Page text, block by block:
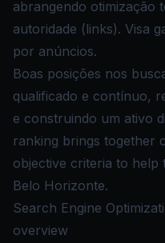
abrangendo otimização
autoridade (links). Visa
por anúncios.
Boas posições nos
qualificado e contínuo,
e construindo um ativo
ranking brings together
objective criteria to help
Belo Horizonte.
Search Engine
overview